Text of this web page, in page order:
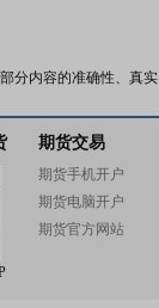
分内容的准确性、真实
期货交易
期货手机开户
期货电脑开户
期货官方网站